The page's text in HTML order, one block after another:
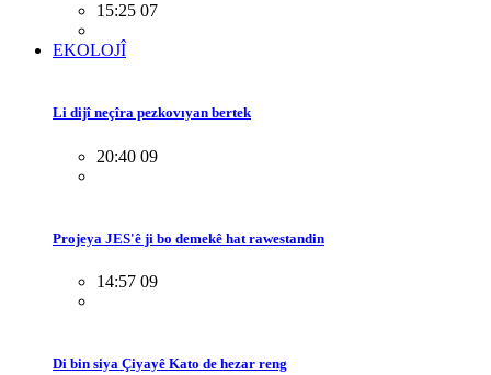
15:25 07
EKOLOJÎ
Li dijî neçîra pezkovıyan bertek
20:40 09
Projeya JES'ê ji bo demekê hat rawestandin
14:57 09
Di bin siya Çiyayê Kato de hezar reng